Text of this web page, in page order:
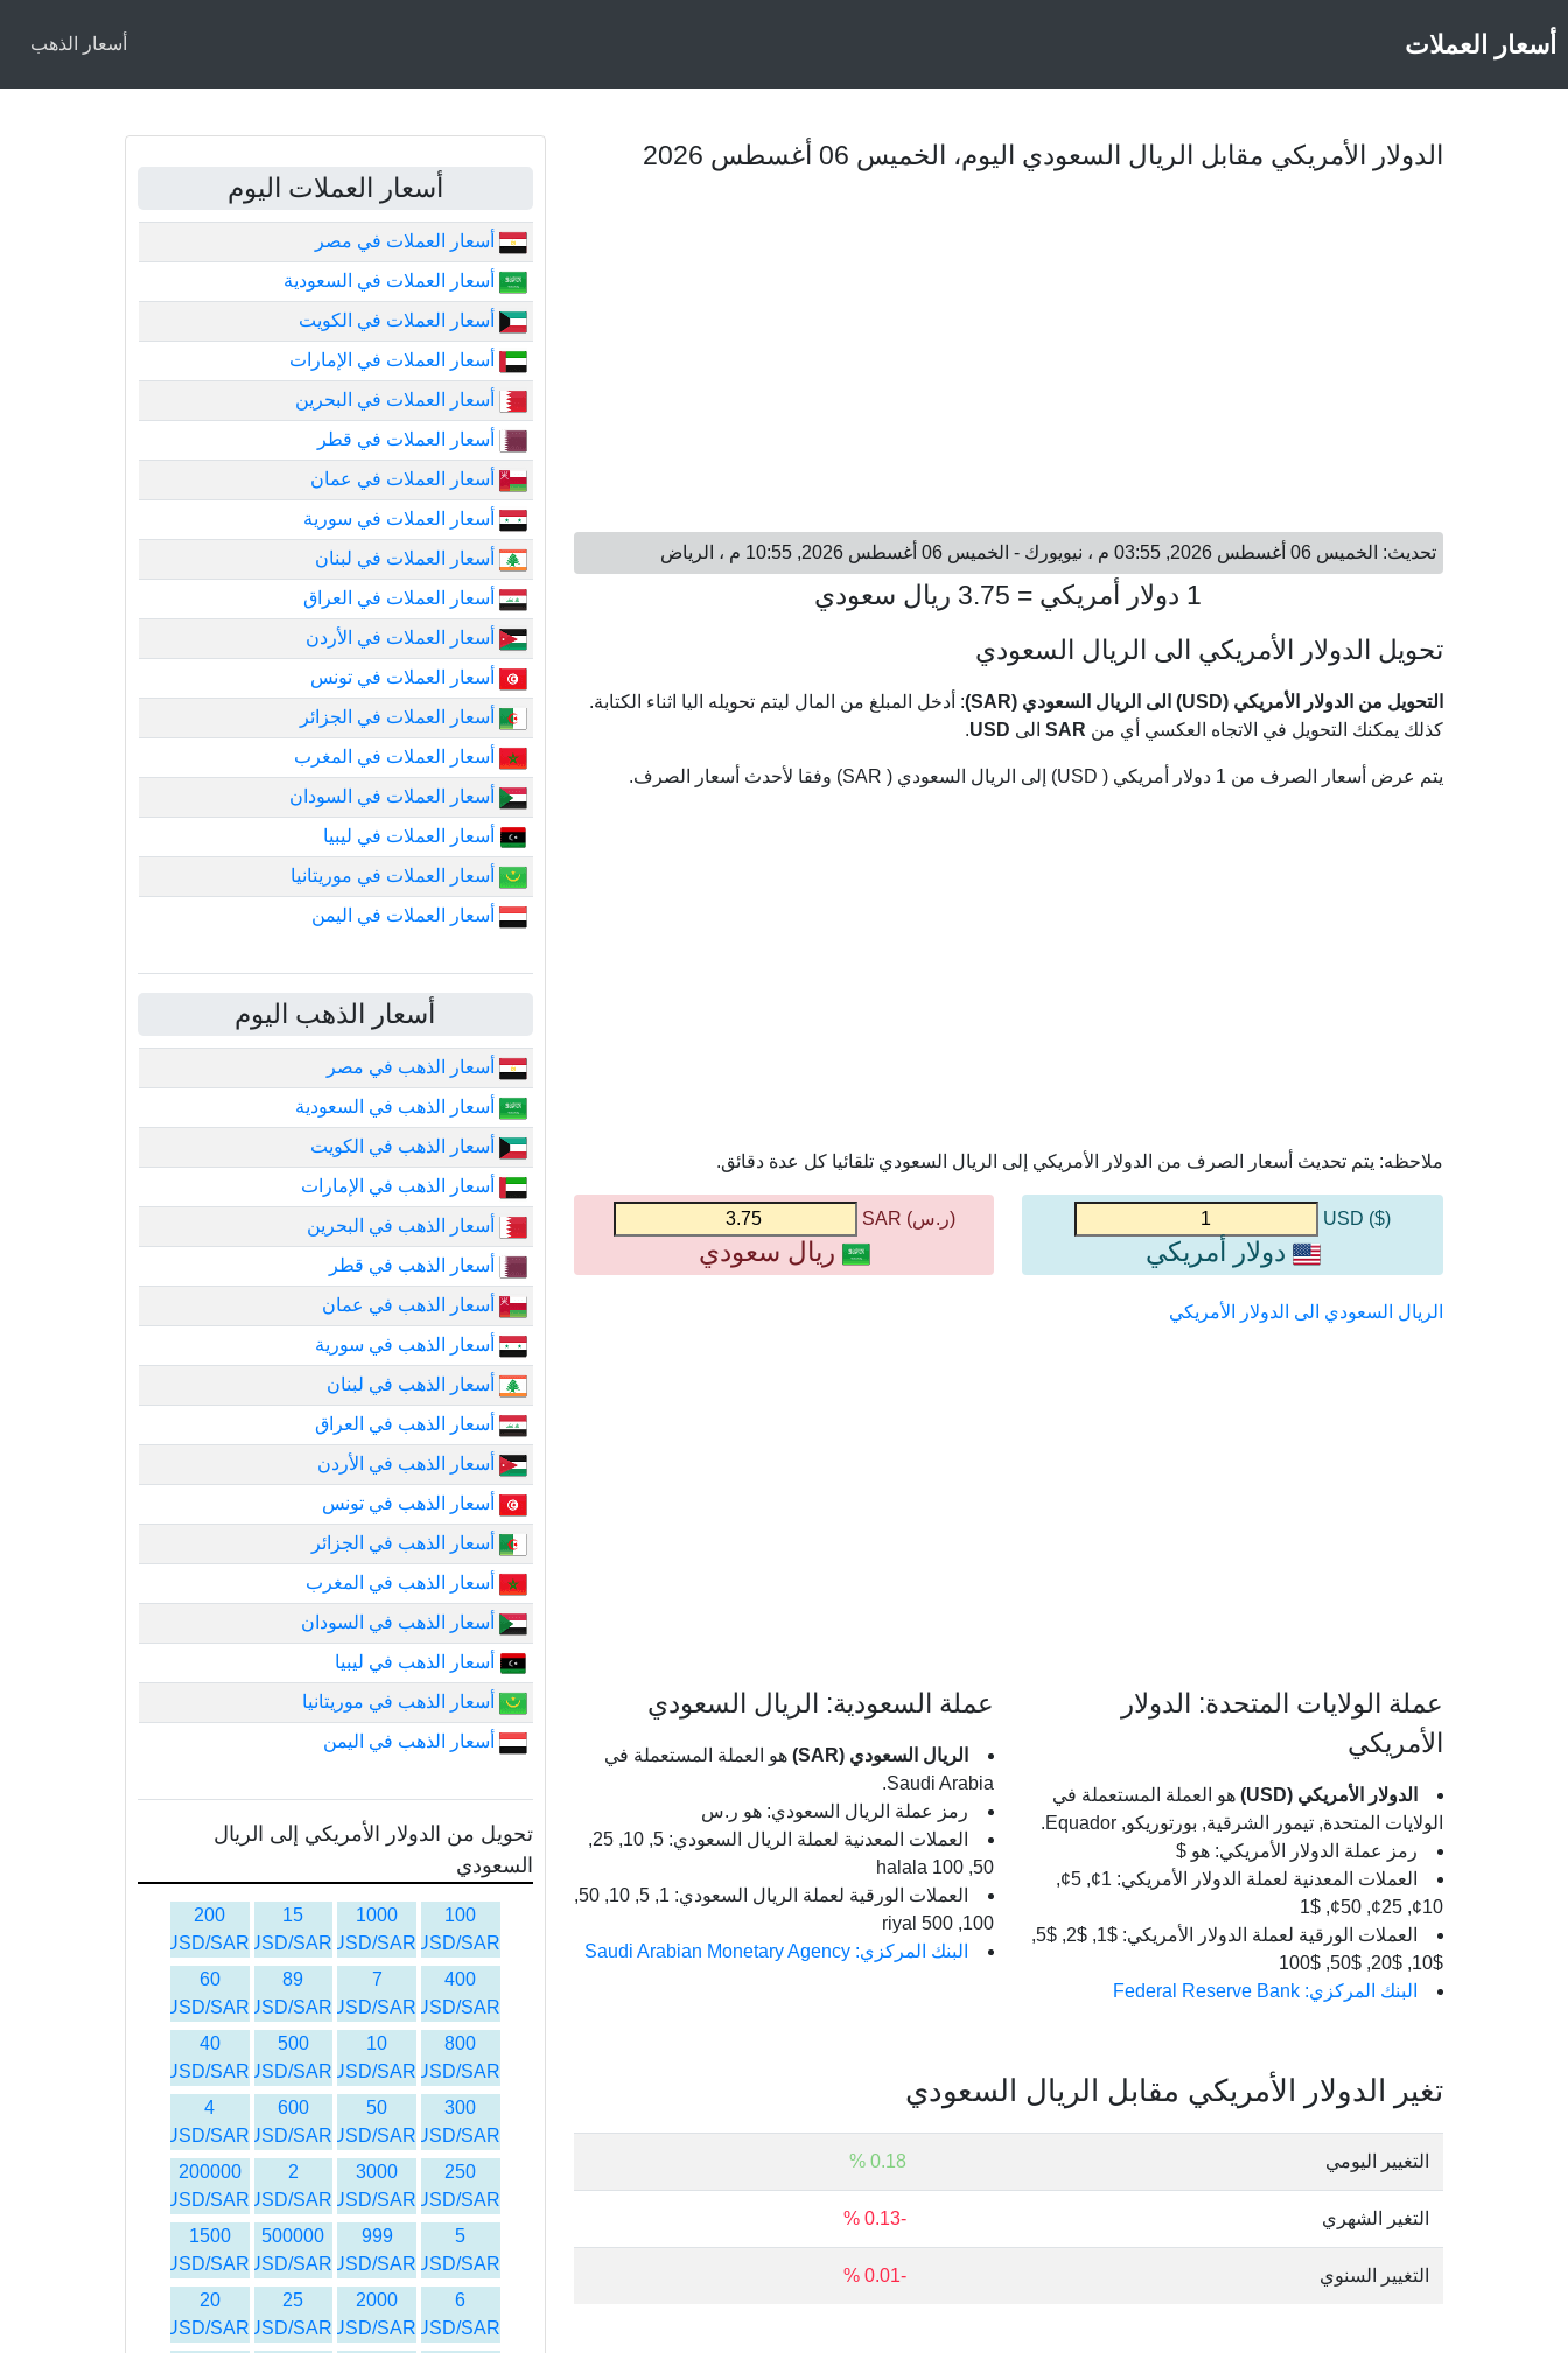
أسعار العملات أسعار الذهب
الدولار الأمريكي مقابل الريال السعودي اليوم، الخميس 06 أغسطس 2026
تحديث: الخميس 06 أغسطس 2026, 03:55 م ، نيويورك - الخميس 06 أغسطس 2026, 10:55 م ، الرياض
1 دولار أمريكي = 3.75 ريال سعودي
تحويل الدولار الأمريكي الى الريال السعودي
التحويل من الدولار الأمريكي (USD) الى الريال السعودي (SAR)
: أدخل المبلغ من المال ليتم تحويله اليا اثناء الكتابة.
كذلك يمكنك التحويل في الاتجاه العكسي أي من SAR الى USD
.
يتم عرض أسعار الصرف من 1 دولار أمريكي ( USD) إلى الريال السعودي ( SAR) وفقا لأحدث أسعار الصرف.
ملاحظه: يتم تحديث أسعار الصرف من الدولار الأمريكي إلى الريال السعودي تلقائيا كل عدة دقائق.
($) USD
دولار أمريكي
(ر.س) SAR
ريال سعودي
الريال السعودي الى الدولار الأمريكي
عملة الولايات المتحدة: الدولار
الأمريكي
الدولار الأمريكي (USD)
هو العملة المستعملة في
الولايات المتحدة, تيمور الشرقية, بورتوريكو, Equador.
رمز عملة الدولار الأمريكي: هو $
العملات المعدنية لعملة الدولار الأمريكي: 1¢, 5¢,
10¢, 25¢, 50¢, $1
العملات الورقية لعملة الدولار الأمريكي: $1, $2, $5,
$10, $20, $50, $100
البنك المركزي: Federal Reserve Bank
عملة السعودية: الريال السعودي
الريال السعودي (SAR)
هو العملة المستعملة في
Saudi Arabia.
رمز عملة الريال السعودي: هو ر.س
العملات المعدنية لعملة الريال السعودي: 5, 10, 25,
50, 100 halala
العملات الورقية لعملة الريال السعودي: 1, 5, 10, 50,
100, 500 riyal
البنك المركزي: Saudi Arabian Monetary Agency
تغير الدولار الأمريكي مقابل الريال السعودي
التغيير اليومي 0.18 %
التغير الشهري -0.13 %
التغيير السنوي -0.01 %
أسعار العملات اليوم
أسعار العملات في مصر
أسعار العملات في السعودية
أسعار العملات في الكويت
أسعار العملات في الإمارات
أسعار العملات في البحرين
أسعار العملات في قطر
أسعار العملات في عمان
أسعار العملات في سورية
أسعار العملات في لبنان
أسعار العملات في العراق
أسعار العملات في الأردن
أسعار العملات في تونس
أسعار العملات في الجزائر
أسعار العملات في المغرب
أسعار العملات في السودان
أسعار العملات في ليبيا
أسعار العملات في موريتانيا
أسعار العملات في اليمن
أسعار الذهب اليوم
أسعار الذهب في مصر
أسعار الذهب في السعودية
أسعار الذهب في الكويت
أسعار الذهب في الإمارات
أسعار الذهب في البحرين
أسعار الذهب في قطر
أسعار الذهب في عمان
أسعار الذهب في سورية
أسعار الذهب في لبنان
أسعار الذهب في العراق
أسعار الذهب في الأردن
أسعار الذهب في تونس
أسعار الذهب في الجزائر
أسعار الذهب في المغرب
أسعار الذهب في السودان
أسعار الذهب في ليبيا
أسعار الذهب في موريتانيا
أسعار الذهب في اليمن
تحويل من الدولار الأمريكي إلى الريال
السعودي
100
USD/SAR
1000
USD/SAR
15
USD/SAR
200
USD/SAR
400
USD/SAR
7
USD/SAR
89
USD/SAR
60
USD/SAR
800
USD/SAR
10
USD/SAR
500
USD/SAR
40
USD/SAR
300
USD/SAR
50
USD/SAR
600
USD/SAR
4
USD/SAR
250
USD/SAR
3000
USD/SAR
2
USD/SAR
200000
USD/SAR
5
USD/SAR
999
USD/SAR
500000
USD/SAR
1500
USD/SAR
6
USD/SAR
2000
USD/SAR
25
USD/SAR
20
USD/SAR